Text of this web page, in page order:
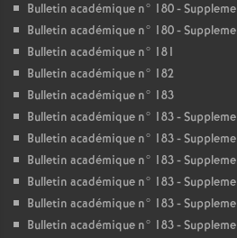
Bulletin académique n° 180 -
Bulletin académique n° 180 -
Bulletin académique n° 181
Bulletin académique n° 182
Bulletin académique n° 183
Bulletin académique n° 183 -
Bulletin académique n° 183 -
Bulletin académique n° 183 -
Bulletin académique n° 183 -
Bulletin académique n° 183 -
Bulletin académique n° 183 -